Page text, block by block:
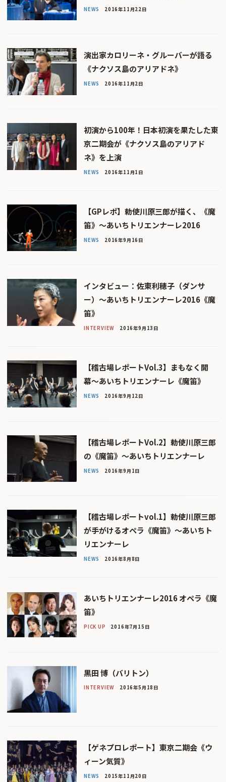
NEWS 2016年11月22日
演出家カロリーネ・グルーバーが語る
《ナクソス島のアリアドネ》
NEWS 2016年11月2日
初演から100年！日本初演を果たした東
京二期会が《ナクソス島のアリアド
ネ》を上演
NEWS 2016年11月1日
【GPレポ】勅使川原三郎が描く、《魔
笛》〜あいちトリエンナーレ2016
NEWS 2016年9月16日
インタビュー：佐東利穂子（ダンサ
ー）〜あいちトリエンナーレ2016《魔
笛》
INTERVIEW 2016年9月13日
【稽古場レポートVol.3】まもなく開
幕〜あいちトリエンナーレ《魔笛》
NEWS 2016年9月12日
【稽古場レポートVol.2】勅使川原三郎
の《魔笛》〜あいちトリエンナーレ
NEWS 2016年9月1日
【稽古場レポートvol.1】勅使川原三郎
が手がけるオペラ《魔笛》〜あいちト
リエンナーレ
NEWS 2016年8月8日
あいちトリエンナーレ2016 オペラ《魔
笛》
PICK UP 2016年7月15日
黒田 博（バリトン）
INTERVIEW 2016年5月18日
【ゲネプロレポート】東京二期会《ウ
ィーン気質》
NEWS 2015年11月20日